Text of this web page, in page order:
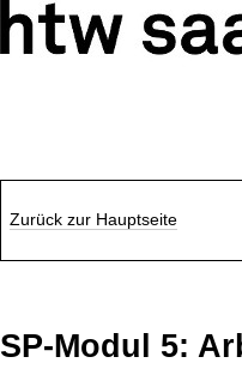
Zurück zur Hauptseite
SP-Modul 5: